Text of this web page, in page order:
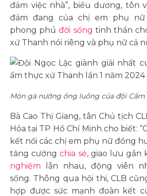
đảm việc nhà”, biểu dương, tôn
đảm đang của chị em phụ nữ
phong phúđời sống tinh thần
xứ Thanh nói riêng và phụ nữ cả
Món gà nướng ống luồng của đội Cẩm
Bà Cao Thị Giang, tân Chủ tịch
Hóa tại TP Hồ Chí Minh cho biết:
kết nối các chị em phụ nữ đồng
tăng cườngchia sẻ, giao lưu gắn
nghiệm lẫn nhau, động viên
sống. Thông qua hội thi, CLB
hợp được sức mạnh đoàn kết